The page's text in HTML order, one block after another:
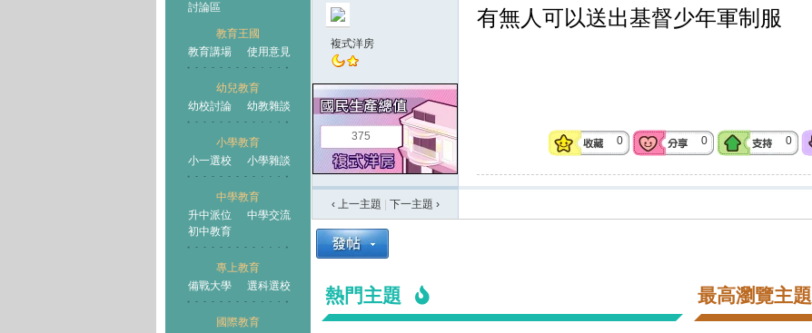
討論區
教育王國
教育講場
使用意見
幼兒教育
幼校討論
幼教雜談
小學教育
小一選校
小學雜談
中學教育
升中派位
中學交流
初中教育
專上教育
備戰大學
選科選校
國際教育
王國
複式洋房
375
有無人可以送出基督少年軍制服
0 0 0
‹ 上一主題
下一主題 ›
熱門主題 最高瀏覽主題